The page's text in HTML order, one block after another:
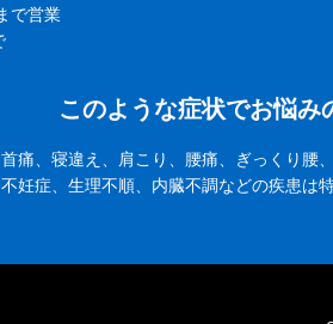
で営業
このような症状でお悩み
痛、寝違え、肩こり、腰痛、ぎっくり腰
妊症、生理不順、内臓不調などの疾患は